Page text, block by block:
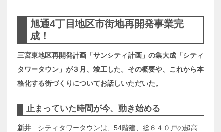
旭通4丁目地区市街地再開発事業完
成！
三宮東地区再開発計画「サンシティ計画」の集大成「シティ
タワータウン」が３月、竣工した。その概要や、これから本
格化する街づくりについてお話しいただいた。
止まっていた時間が今、動き始める
新井 シティタワータウンは、54階建、総６４０戸の超高